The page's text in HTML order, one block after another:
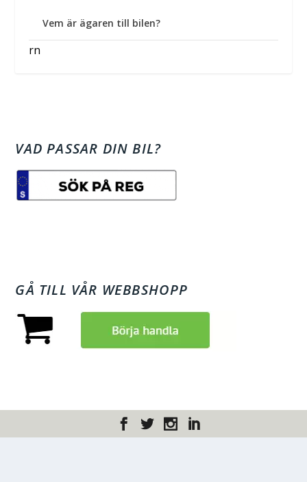
Vem är ägaren till bilen?
rn
VAD PASSAR DIN BIL?
GÅ TILL VÅR WEBBSHOPP